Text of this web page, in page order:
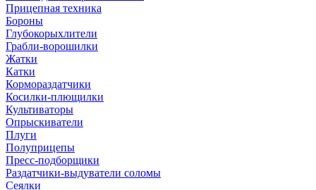
Прицепная техника
Бороны
Глубокорыхлители
Грабли-ворошилки
Жатки
Катки
Кормораздатчики
Косилки-плющилки
Культиваторы
Опрыскиватели
Плуги
Полуприцепы
Пресс-подборщики
Раздатчики-выдуватели соломы
Сеялки